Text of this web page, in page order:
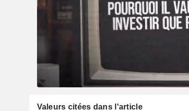
Valeurs citées dans l'article